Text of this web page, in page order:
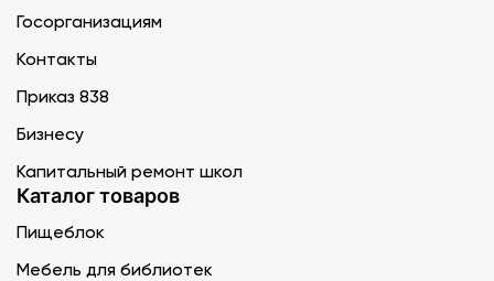
Госорганизациям
Контакты
Приказ 838
Бизнесу
Капитальный ремонт школ
Каталог товаров
Пищеблок
Мебель для библиотек